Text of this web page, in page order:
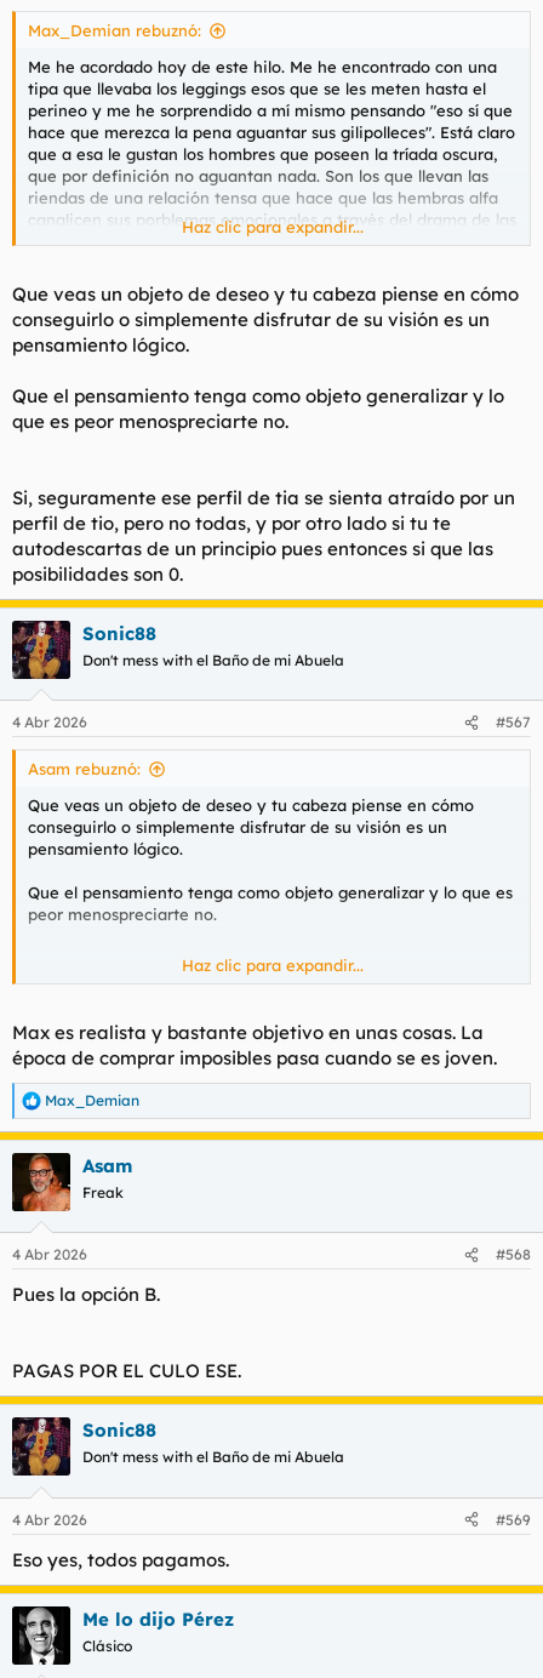
Max_Demian rebuznó:
Me he acordado hoy de este hilo. Me he encontrado con una
tipa que llevaba los leggings esos que se les meten hasta el
perineo y me he sorprendido a mí mismo pensando "eso sí que
hace que merezca la pena aguantar sus gilipolleces". Está claro
que a esa le gustan los hombres que poseen la tríada oscura,
que por definición no aguantan nada. Son los que llevan las
riendas de una relación tensa que hace que las hembras alfa
canalicen sus porblemas emocionales a través del drama de las
discusiones y las reconciliaciones.
Haz clic para expandir...
Que veas un objeto de deseo y tu cabeza piense en cómo
conseguirlo o simplemente disfrutar de su visión es un
pensamiento lógico.
Que el pensamiento tenga como objeto generalizar y lo
que es peor menospreciarte no.
Si, seguramente ese perfil de tia se sienta atraído por un
perfil de tio, pero no todas, y por otro lado si tu te
autodescartas de un principio pues entonces si que las
posibilidades son 0.
Sonic88
Don't mess with el Baño de mi Abuela
4 Abr 2026 #567
Asam rebuznó:
Que veas un objeto de deseo y tu cabeza piense en cómo
conseguirlo o simplemente disfrutar de su visión es un
pensamiento lógico.
Que el pensamiento tenga como objeto generalizar y lo que es
peor menospreciarte no.
Si, seguramente ese perfil de tia se sienta atraído por un perfil
un principio pues entonces si que las posibilidades son 0.
Haz clic para expandir...
Max es realista y bastante objetivo en unas cosas. La
época de comprar imposibles pasa cuando se es joven.
R
e
a
i
e
:
Max_Demian
Asam
Freak
4 Abr 2026 #568
Pues la opción B.
PAGAS POR EL CULO ESE.
Sonic88
Don't mess with el Baño de mi Abuela
4 Abr 2026 #569
Eso yes, todos pagamos.
Me lo dijo Pérez
Clásico